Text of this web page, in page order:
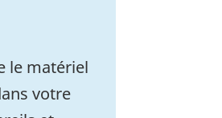
le matériel
votre